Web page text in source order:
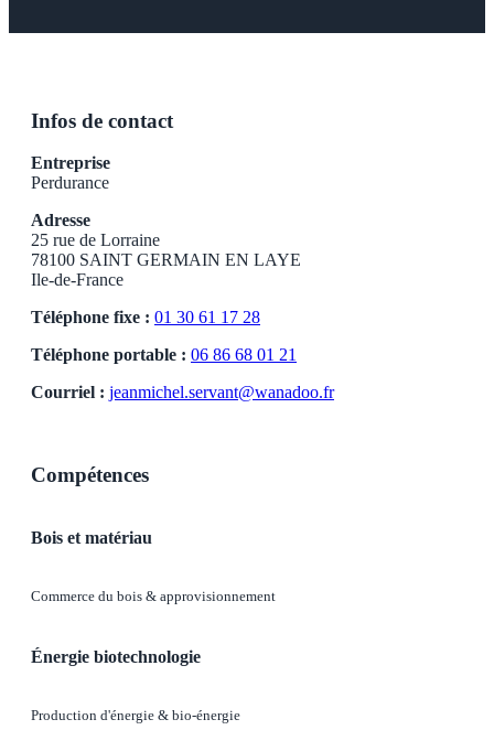
Infos de contact
Entreprise
Perdurance
Adresse
25 rue de Lorraine
78100 SAINT GERMAIN EN LAYE
Ile-de-France
Téléphone fixe : 01 30 61 17 28
Téléphone portable : 06 86 68 01 21
Courriel : jeanmichel.servant@wanadoo.fr
Compétences
Bois et matériau
Commerce du bois & approvisionnement
Énergie biotechnologie
Production d'énergie & bio-énergie